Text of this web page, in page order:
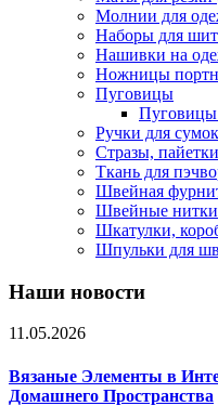
Молнии для
Наборы для
Нашивки на
Ножницы
Пуговицы
Пуговицы
Ручки для
Стразы, пайетки
Ткань для
Швейная
Швейные нитки
Шкатулки,
Шпульки для
Наши новости
11.05.2026
Вязаные Элементы в
Домашнего Пространства